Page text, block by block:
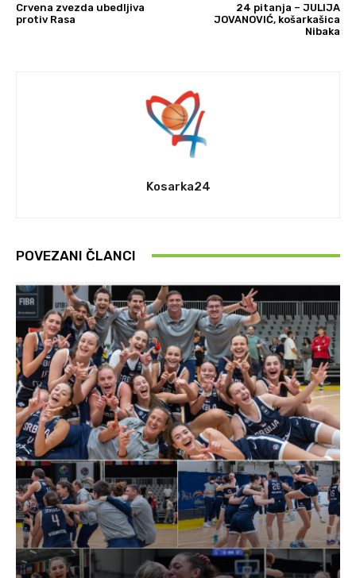
Crvena zvezda ubedljiva
protiv Rasa
24 pitanja – JULIJA
JOVANOVIĆ, košarkašica
Nibaka
Kosarka24
POVEZANI ČLANCI